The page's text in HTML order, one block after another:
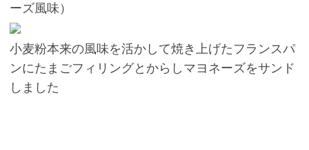
ーズ風味）
小麦粉本来の風味を活かして焼き上げたフランスパ
ンにたまごフィリングとからしマヨネーズをサンド
しました